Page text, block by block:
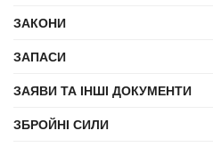
ЗАКОНИ
ЗАПАСИ
ЗАЯВИ ТА ІНШІ ДОКУМЕНТИ
ЗБРОЙНІ СИЛИ